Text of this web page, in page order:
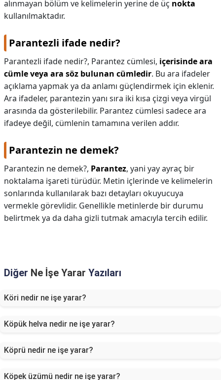
alınmayan bölüm ve kelimelerin yerine de üç nokta
kullanılmaktadır.
Parantezli ifade nedir?
Parantezli ifade nedir?, Parantez cümlesi, içerisinde ara
cümle veya ara söz bulunan cümledir. Bu ara ifadeler
açıklama yapmak ya da anlamı güçlendirmek için eklenir.
Ara ifadeler, parantezin yanı sıra iki kısa çizgi veya virgül
arasında da gösterilebilir. Parantez cümlesi sadece ara
ifadeye değil, cümlenin tamamına verilen addır.
Parantezin ne demek?
Parantezin ne demek?, Parantez, yani yay ayraç bir
noktalama işareti türüdür. Metin içlerinde ve kelimelerin
sonlarında kullanılarak bazı detayları okuyucuya
vermekle görevlidir. Genellikle metinlerde bir durumu
belirtmek ya da daha gizli tutmak amacıyla tercih edilir.
Diğer Ne İşe Yarar Yazıları
Köri nedir ne işe yarar?
Köpük helva nedir ne işe yarar?
Köprü nedir ne işe yarar?
Köpek üzümü nedir ne işe yarar?